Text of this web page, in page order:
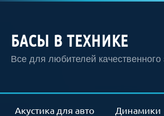
БАСЫ В ТЕХНИКЕ
Все для любителей качественного
Акустика для авто Динамики